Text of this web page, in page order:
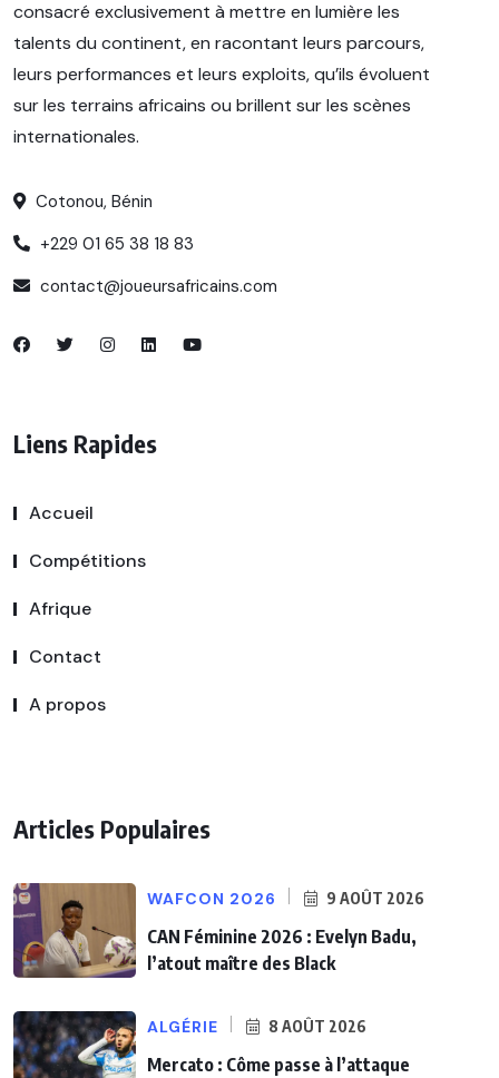
consacré exclusivement à mettre en lumière les
talents du continent, en racontant leurs parcours,
leurs performances et leurs exploits, qu’ils évoluent
sur les terrains africains ou brillent sur les scènes
internationales.
Cotonou, Bénin
+229 01 65 38 18 83
contact@joueursafricains.com
Liens Rapides
Accueil
Compétitions
Afrique
Contact
A propos
Articles Populaires
WAFCON 2026 9 AOÛT 2026
CAN Féminine 2026 : Evelyn Badu,
l’atout maître des Black
ALGÉRIE 8 AOÛT 2026
Mercato : Côme passe à l’attaque